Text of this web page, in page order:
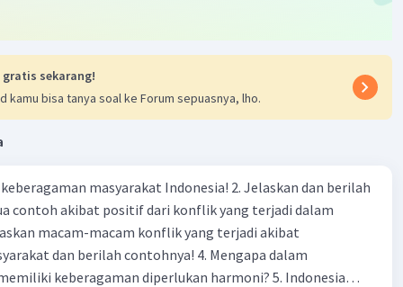
gratis sekarang!
kamu bisa tanya soal ke Forum sepuasnya, lho.
masyarakat Indonesia! 2. Jelaskan dan berilah
contoh akibat positif dari konflik yang terjadi dalam
dan berilah contohnya! 4. Mengapa dalam
keberagaman diperlukan harmoni? 5. Indonesia